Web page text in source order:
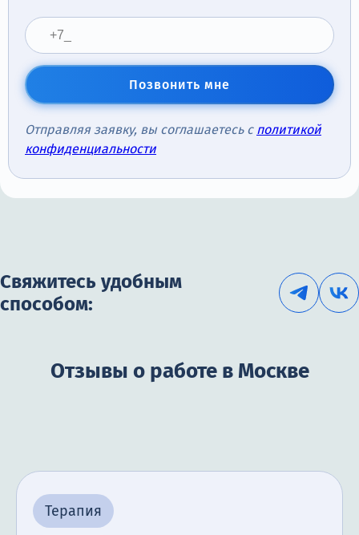
Позвонить мне
Отправляя заявку, вы соглашаетесь с политикой
конфиденциальности
Свяжитесь удобным
способом:
Отзывы о работе в Москве
Терапия